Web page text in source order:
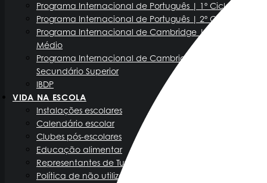
Programa Internacional de Português | 1º Ciclo
Programa Internacional de Português | 2º Ciclo
Programa Internacional de Cambridge | Ensino
Médio
Programa Internacional de Cambridge | Ensino
Secundário Superior
IBDP
VIDA NA ESCOLA
Instalações escolares
Calendário escolar
Clubes pós-escolares
Educação alimentar
Representantes de Turma
Política de não utilização do telefone